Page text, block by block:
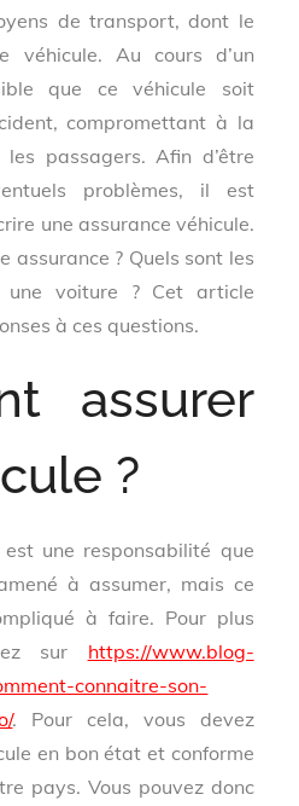
de transport, dont le
véhicule. Au cours d’un
que ce véhicule soit
compromettant à la
passagers. Afin d’être
problèmes, il est
une assurance véhicule.
assurance ? Quels sont les
une voiture ? Cet article
à ces questions.
assurer
?
une responsabilité que
à assumer, mais ce
à faire. Pour plus
sur https://www.blog-
connaitre-son-
. Pour cela, vous devez
en bon état et conforme
pays. Vous pouvez donc